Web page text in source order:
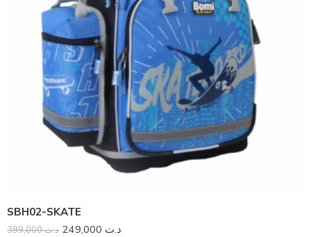
SBH02-SKATE
د.ت399,000 د.ت